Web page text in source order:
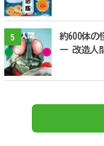
5
約600体
ー 改造人